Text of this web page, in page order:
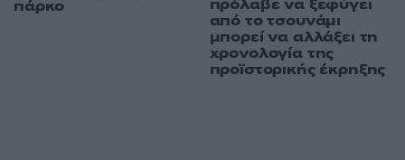
πάρκο
πρόλαβε να ξεφύγει
από το τσουνάμι
μπορεί να αλλάξει τη
χρονολογία της
προϊστορικής έκρηξης